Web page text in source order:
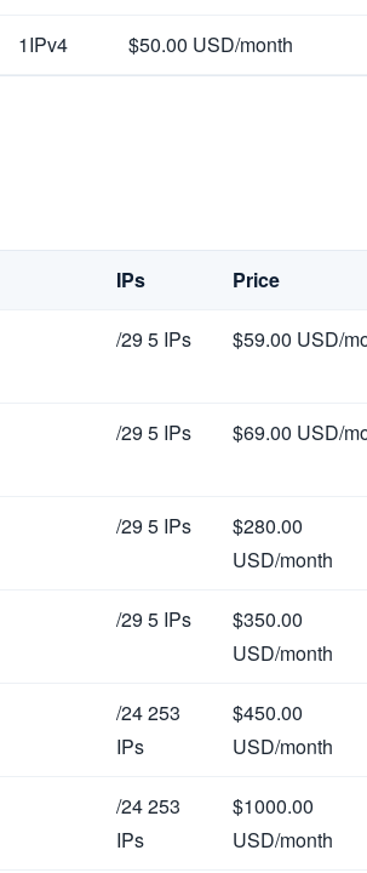
1IPv4 $50.00 USD/month
IPs Price
/29 5 IPs $59.00 USD/
/29 5 IPs $69.00 USD/
/29 5 IPs
$280.00
USD/month
/29 5 IPs
$350.00
USD/month
/24 253
IPs
$450.00
USD/month
/24 253
IPs
$1000.00
USD/month